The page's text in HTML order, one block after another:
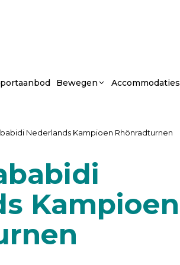
Bewegen Accommodaties
Nederlands Kampioen Rhönradturnen
Kampioen